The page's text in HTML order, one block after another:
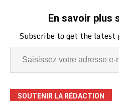
En savoir plus
Subscribe to get the latest
SOUTENIR LA RÉDACTION